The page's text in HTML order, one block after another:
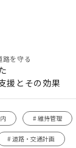
を守る
援とその効果
# 維持管理
# 道路・交通計画